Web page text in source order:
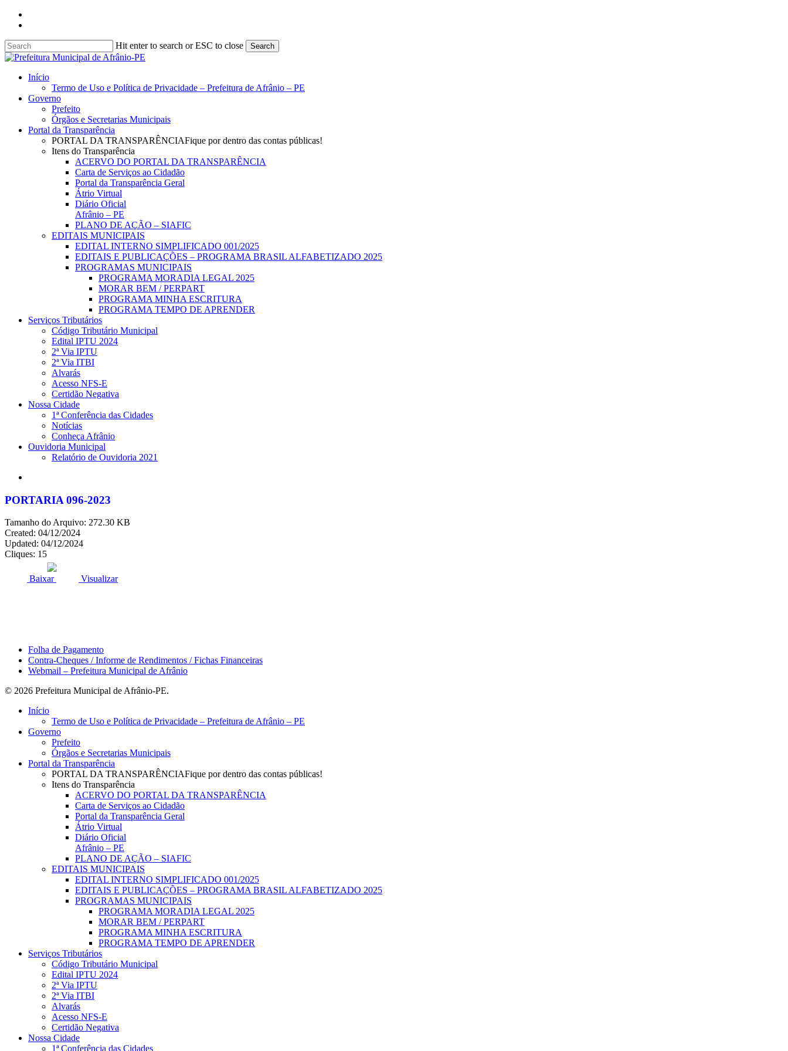
Skip
content
Hit enter to search or ESC to close Search
Close
search
Menu
Início
Termo de Uso e Política de Privacidade – Prefeitura de Afrânio – PE
Governo
Prefeito
Órgãos e Secretarias Municipais
Portal da Transparência
PORTAL DA TRANSPARÊNCIAFique por dentro das contas públicas!
Itens do Transparência
ACERVO DO PORTAL DA TRANSPARÊNCIA
Carta de Serviços ao Cidadão
Portal da Transparência Geral
Átrio Virtual
Diário Oficial
Afrânio – PE
PLANO DE AÇÃO – SIAFIC
EDITAIS MUNICIPAIS
EDITAL INTERNO SIMPLIFICADO 001/2025
EDITAIS E PUBLICAÇÕES – PROGRAMA BRASIL ALFABETIZADO 2025
PROGRAMAS MUNICIPAIS
PROGRAMA MORADIA LEGAL 2025
MORAR BEM / PERPART
PROGRAMA MINHA ESCRITURA
PROGRAMA TEMPO DE APRENDER
Serviços Tributários
Código Tributário Municipal
Edital IPTU 2024
2ª Via IPTU
2ª Via ITBI
Alvarás
Acesso NFS-E
Certidão Negativa
Nossa Cidade
1ª Conferência das Cidades
Notícias
Conheça Afrânio
Ouvidoria Municipal
Relatório de Ouvidoria 2021
PORTARIA 096-2023
Tamanho do Arquivo: 272.30 KB
Created: 04/12/2024
Updated: 04/12/2024
Cliques: 15
Baixar Visualizar
Folha de Pagamento
Contra-Cheques / Informe de Rendimentos / Fichas Financeiras
Webmail – Prefeitura Municipal de Afrânio
© 2026 Prefeitura Municipal de Afrânio-PE.
Close
Início
Termo de Uso e Política de Privacidade – Prefeitura de Afrânio – PE
Governo
Prefeito
Órgãos e Secretarias Municipais
Portal da Transparência
PORTAL DA TRANSPARÊNCIAFique por dentro das contas públicas!
Itens do Transparência
ACERVO DO PORTAL DA TRANSPARÊNCIA
Carta de Serviços ao Cidadão
Portal da Transparência Geral
Átrio Virtual
Diário Oficial
Afrânio – PE
PLANO DE AÇÃO – SIAFIC
EDITAIS MUNICIPAIS
EDITAL INTERNO SIMPLIFICADO 001/2025
EDITAIS E PUBLICAÇÕES – PROGRAMA BRASIL ALFABETIZADO 2025
PROGRAMAS MUNICIPAIS
PROGRAMA MORADIA LEGAL 2025
MORAR BEM / PERPART
PROGRAMA MINHA ESCRITURA
PROGRAMA TEMPO DE APRENDER
Serviços Tributários
Código Tributário Municipal
Edital IPTU 2024
2ª Via IPTU
2ª Via ITBI
Alvarás
Acesso NFS-E
Certidão Negativa
Nossa Cidade
1ª Conferência das Cidades